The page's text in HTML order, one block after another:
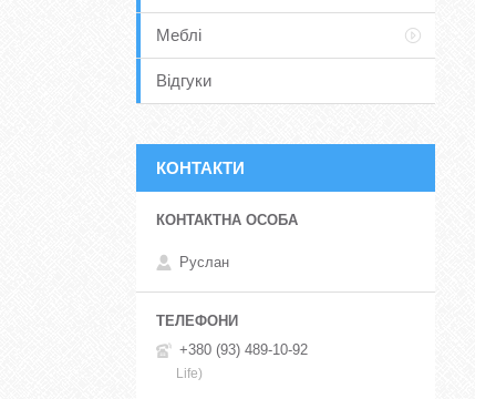
Меблі
Відгуки
КОНТАКТИ
Руслан
+380 (93) 489-10-92
Life)